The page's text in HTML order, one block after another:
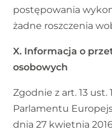
postępowania
żadne roszczenia
X. Informacja o
osobowych
Zgodnie z art. 13 ust.
Parlamentu
dnia 27 kwietnia